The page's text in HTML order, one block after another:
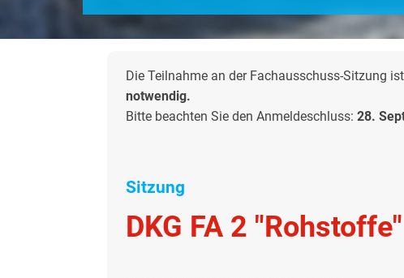
Die Teilnahme an der Fachausschuss-Sitzung
notwendig.
Bitte beachten Sie den Anmeldeschluss: 28.
Sitzung
DKG FA 2 "Rohstoffe"